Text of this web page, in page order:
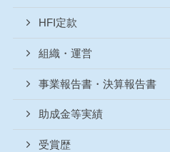
HFI定款
組織・運営
事業報告書・決算報告書
助成金等実績
受賞歴